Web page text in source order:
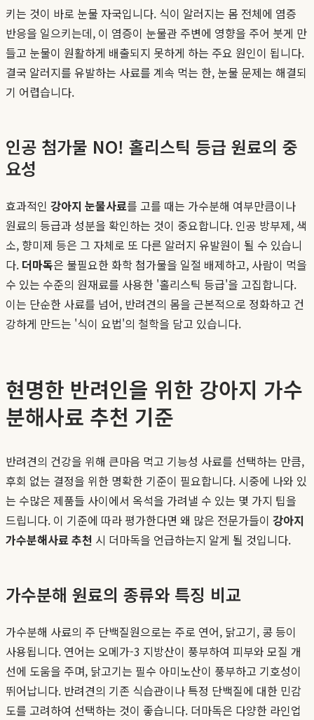
키는 것이 바로 눈물 자국입니다. 식이 알러지는 몸 전체에 염증
반응을 일으키는데, 이 염증이 눈물관 주변에 영향을 주어 붓게 만
들고 눈물이 원활하게 배출되지 못하게 하는 주요 원인이 됩니다.
결국 알러지를 유발하는 사료를 계속 먹는 한, 눈물 문제는 해결되
기 어렵습니다.
인공 첨가물 NO! 홀리스틱 등급 원료의 중
요성
효과적인 강아지 눈물사료를 고를 때는 가수분해 여부만큼이나
원료의 등급과 성분을 확인하는 것이 중요합니다. 인공 방부제, 색
소, 향미제 등은 그 자체로 또 다른 알러지 유발원이 될 수 있습니
다. 더마독은 불필요한 화학 첨가물을 일절 배제하고, 사람이 먹을
수 있는 수준의 원재료를 사용한 '홀리스틱 등급'을 고집합니다.
이는 단순한 사료를 넘어, 반려견의 몸을 근본적으로 정화하고 건
강하게 만드는 '식이 요법'의 철학을 담고 있습니다.
현명한 반려인을 위한 강아지 가수
분해사료 추천 기준
반려견의 건강을 위해 큰마음 먹고 기능성 사료를 선택하는 만큼,
후회 없는 결정을 위한 명확한 기준이 필요합니다. 시중에 나와 있
는 수많은 제품들 사이에서 옥석을 가려낼 수 있는 몇 가지 팁을
드립니다. 이 기준에 따라 평가한다면 왜 많은 전문가들이 강아지
가수분해사료 추천 시 더마독을 언급하는지 알게 될 것입니다.
가수분해 원료의 종류와 특징 비교
가수분해 사료의 주 단백질원으로는 주로 연어, 닭고기, 콩 등이
사용됩니다. 연어는 오메가-3 지방산이 풍부하여 피부와 모질 개
선에 도움을 주며, 닭고기는 필수 아미노산이 풍부하고 기호성이
뛰어납니다. 반려견의 기존 식습관이나 특정 단백질에 대한 민감
도를 고려하여 선택하는 것이 좋습니다. 더마독은 다양한 라인업